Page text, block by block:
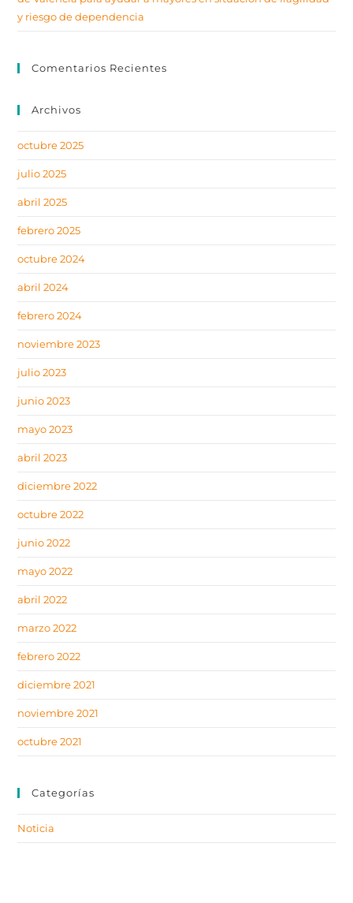
y riesgo de dependencia
Comentarios Recientes
Archivos
octubre 2025
julio 2025
abril 2025
febrero 2025
octubre 2024
abril 2024
febrero 2024
noviembre 2023
julio 2023
junio 2023
mayo 2023
abril 2023
diciembre 2022
octubre 2022
junio 2022
mayo 2022
abril 2022
marzo 2022
febrero 2022
diciembre 2021
noviembre 2021
octubre 2021
Categorías
Noticia